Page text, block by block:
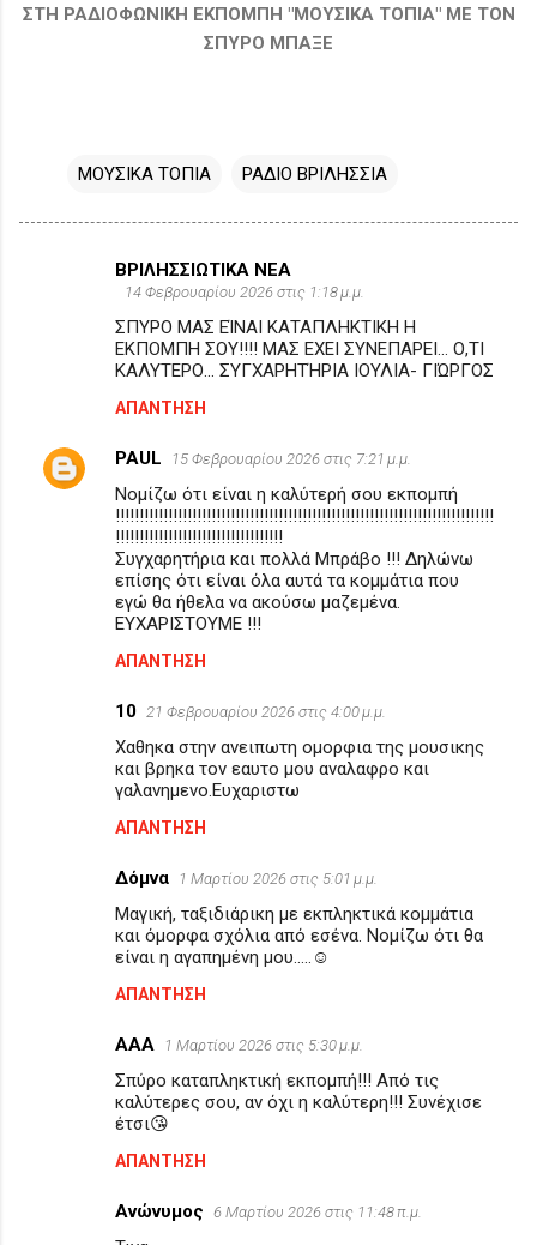
ΣΤΗ ΡΑΔΙΟΦΩΝΙΚΗ ΕΚΠΟΜΠΗ "ΜΟΥΣΙΚΑ ΤΟΠΙΑ" ΜΕ ΤΟΝ
ΣΠΥΡΟ ΜΠΑΞΕ
ΜΟΥΣΙΚΑ ΤΟΠΙΑ ΡΑΔΙΟ ΒΡΙΛΗΣΣΙΑ
α
ΒΡΙΛΗΣΣΙΩΤΙΚΑ ΝΕΑ
14 Φεβρουαρίου 2026 στις 1:18 μ.μ.
ΣΠΥΡΟ ΜΑΣ ΕΊΝΑΙ ΚΑΤΑΠΛΗΚΤΙΚΗ Η
ΕΚΠΟΜΠΗ ΣΟΥ!!!! ΜΑΣ ΕΧΕΙ ΣΥΝΕΠΑΡΕΙ... Ο,ΤΙ
ΚΑΛΥΤΕΡΟ... ΣΥΓΧΑΡΗΤΉΡΙΑ ΙΟΥΛΙΑ- ΓΙΏΡΓΟΣ
ΑΠΆΝΤΗΣΗ
PAUL 15 Φεβρουαρίου 2026 στις 7:21 μ.μ.
Νομίζω ότι είναι η καλύτερή σου εκπομπή
!!!!!!!!!!!!!!!!!!!!!!!!!!!!!!!!!!!!!!!!!!!!!!!!!!!!!!!!!!!!!!!!!!!!!!!!!!!!!!!
!!!!!!!!!!!!!!!!!!!!!!!!!!!!!!!!!!!
Συγχαρητήρια και πολλά Μπράβο !!! Δηλώνω
επίσης ότι είναι όλα αυτά τα κομμάτια που
εγώ θα ήθελα να ακούσω μαζεμένα.
ΕΥΧΑΡΙΣΤΟΥΜΕ !!!
ΑΠΆΝΤΗΣΗ
10 21 Φεβρουαρίου 2026 στις 4:00 μ.μ.
Xαθηκα στην ανειπωτη ομορφια της μουσικης
και βρηκα τον εαυτο μου αναλαφρο και
γαλανημενο.Ευχαριστω
ΑΠΆΝΤΗΣΗ
Δόμνα 1 Μαρτίου 2026 στις 5:01 μ.μ.
Μαγική, ταξιδιάρικη με εκπληκτικά κομμάτια
και όμορφα σχόλια από εσένα. Νομίζω ότι θα
είναι η αγαπημένη μου.....☺️
ΑΠΆΝΤΗΣΗ
ΑΑΑ 1 Μαρτίου 2026 στις 5:30 μ.μ.
Σπύρο καταπληκτική εκπομπή!!! Από τις
καλύτερες σου, αν όχι η καλύτερη!!! Συνέχισε
έτσι😘
ΑΠΆΝΤΗΣΗ
Ανώνυμος 6 Μαρτίου 2026 στις 11:48 π.μ.